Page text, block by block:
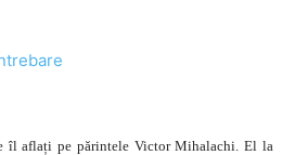
îl aflați pe părintele Victor Mihalachi. El la